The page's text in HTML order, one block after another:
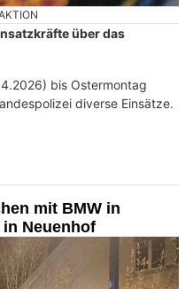
über das
bis Ostermontag
diverse Einsätze.
mit BMW in
in Neuenhof